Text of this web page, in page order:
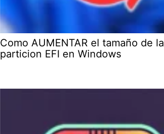
Como AUMENTAR el tamaño de la
particion EFI en Windows